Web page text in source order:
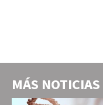
MÁS NOTICIAS